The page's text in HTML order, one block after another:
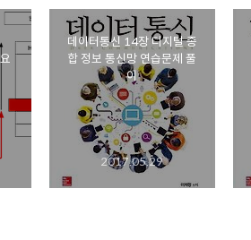
데이터통신 14장 디지털 종
합 정보 통신망 연습문제 풀
이
2017.05.29